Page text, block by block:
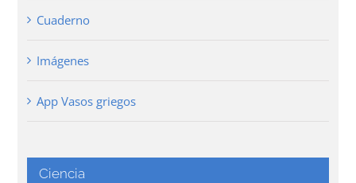
Cuaderno
Imágenes
App Vasos griegos
Ciencia